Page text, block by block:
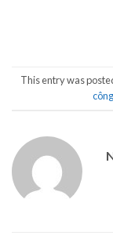
This entry was